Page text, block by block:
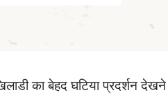
का बेहद घटिया प्रदर्शन